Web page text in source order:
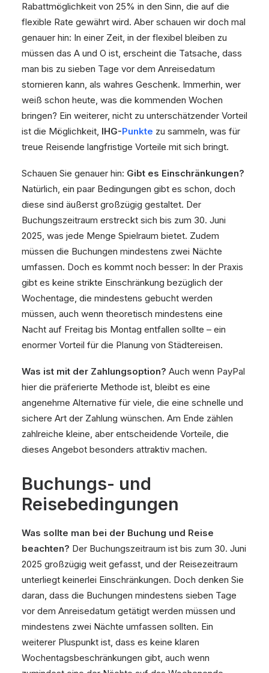
Rabattmöglichkeit von 25% in den Sinn, die auf die
flexible Rate gewährt wird. Aber schauen wir doch mal
genauer hin: In einer Zeit, in der flexibel bleiben zu
müssen das A und O ist, erscheint die Tatsache, dass
man bis zu sieben Tage vor dem Anreisedatum
stornieren kann, als wahres Geschenk. Immerhin, wer
weiß schon heute, was die kommenden Wochen
bringen? Ein weiterer, nicht zu unterschätzender Vorteil
ist die Möglichkeit, IHG-Punkte zu sammeln, was für
treue Reisende langfristige Vorteile mit sich bringt.
Schauen Sie genauer hin: Gibt es Einschränkungen?
Natürlich, ein paar Bedingungen gibt es schon, doch
diese sind äußerst großzügig gestaltet. Der
Buchungszeitraum erstreckt sich bis zum 30. Juni
2025, was jede Menge Spielraum bietet. Zudem
müssen die Buchungen mindestens zwei Nächte
umfassen. Doch es kommt noch besser: In der Praxis
gibt es keine strikte Einschränkung bezüglich der
Wochentage, die mindestens gebucht werden
müssen, auch wenn theoretisch mindestens eine
Nacht auf Freitag bis Montag entfallen sollte – ein
enormer Vorteil für die Planung von Städtereisen.
Was ist mit der Zahlungsoption? Auch wenn PayPal
hier die präferierte Methode ist, bleibt es eine
angenehme Alternative für viele, die eine schnelle und
sichere Art der Zahlung wünschen. Am Ende zählen
zahlreiche kleine, aber entscheidende Vorteile, die
dieses Angebot besonders attraktiv machen.
Buchungs- und
Reisebedingungen
Was sollte man bei der Buchung und Reise
beachten? Der Buchungszeitraum ist bis zum 30. Juni
2025 großzügig weit gefasst, und der Reisezeitraum
unterliegt keinerlei Einschränkungen. Doch denken Sie
daran, dass die Buchungen mindestens sieben Tage
vor dem Anreisedatum getätigt werden müssen und
mindestens zwei Nächte umfassen sollten. Ein
weiterer Pluspunkt ist, dass es keine klaren
Wochentagsbeschränkungen gibt, auch wenn